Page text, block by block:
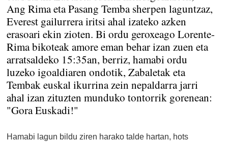
Ang Rima eta Pasang Temba sherpen laguntzaz,
Everest gailurrera iritsi ahal izateko azken
erasoari ekin zioten. Bi ordu geroxeago Lorente-
Rima bikoteak amore eman behar izan zuen eta
arratsaldeko 15:35an, berriz, hamabi ordu
luzeko igoaldiaren ondotik, Zabaletak eta
Tembak euskal ikurrina zein nepaldarra jarri
ahal izan zituzten munduko tontorrik gorenean:
"Gora Euskadi!"
Hamabi lagun bildu ziren harako talde hartan, hots